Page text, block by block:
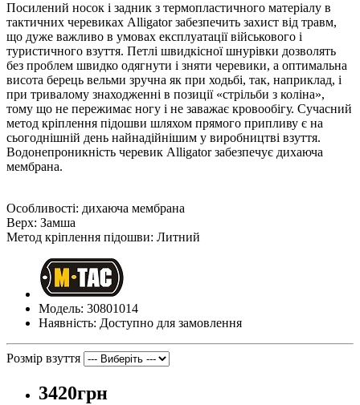
Посилений носок і задник з термопластичного матеріалу в
тактичних черевиках Alligator забезпечить захист від травм,
що дуже важливо в умовах експлуатації військового і
туристичного взуття. Петлі швидкісної шнурівки дозволять
без проблем швидко одягнути і зняти черевики, а оптимальна
висота берець вельми зручна як при ходьбі, так, наприклад, і
при тривалому знаходженні в позиції «стрільби з коліна»,
тому що не пережимає ногу і не заважає кровообігу. Сучасний
метод кріплення підошви шляхом прямого припливу є на
сьогоднішній день найнадійнішим у виробництві взуття.
Водонепроникність черевик Alligator забезпечує дихаюча
мембрана.
Особливості: дихаюча мембрана
Верх: Замша
Метод кріплення підошви: Литний
Модель: 30801014
Наявність: Доступно для замовлення
Розмір взуття
3420грн